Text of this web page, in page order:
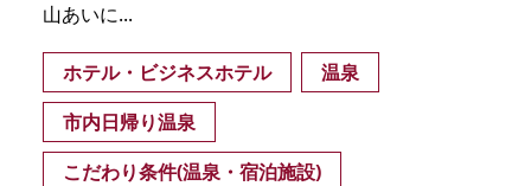
山あいに...
ホテル・ビジネスホテル
温泉
市内日帰り温泉
こだわり条件(温泉・宿泊施設)